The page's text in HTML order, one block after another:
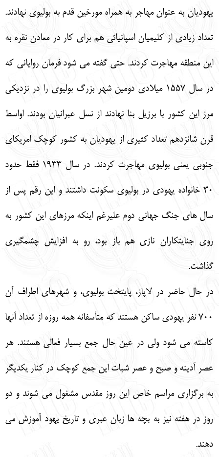
يهوديان به عنوان مهاجر به همراه مورخين قدم به بوليوي نهادند.
تعداد زيادي از كليميان اسپانيائي هم براي كار در معادن نقره به
اين منطقه مهاجرت كردند. حتي گفته مي شود فرمان رواياني كه
در سال 1557 ميلادي دومين شهر بزرگ بوليوي را در نزديكي
مرز اين كشور با برزيل بنا نهادند از نسل عبرانيان بودند. اواسط
قرن شانزدهم تعداد كثيري از يهوديان به كشور كوچك امريكاي
جنوبي يعني بوليوي مهاجرت كردند. در سال 1933 فقط حدود
30 خانواده يهودي در بوليوي سكونت داشتند و اين رقم پس از
سال هاي جنگ جهاني دوم عليرغم اينكه مرزهاي اين كشور به
روي جنايتكاران نازي هم باز بود، رو به افزايش چشمگيري
گذاشت.
در حال حاضر در لاپاز، پايتخت بوليوي، و شهرهاي اطراف آن
700 نفر يهودي ساكن هستند كه متأسفانه همه روزه از تعداد آنها
كاسته مي شود ولي در عين حال جمع بسيار فعالي هستند. هر
عصر آدينه و صبح و عصر شبات اين جمع كوچك در كنار يكديگر
به برگزاري مراسم خاص اين روز مقدس مشغول مي شوند و دو
روز در هفته نيز به بچه ها زبان عبري و تاريخ يهود آموزش مي
دهند.